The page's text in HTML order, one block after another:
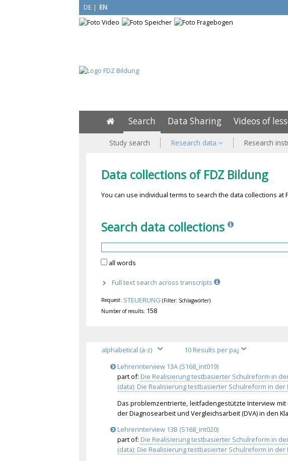
DE | EN
Search Data Sharing Videos of
Study search Research data Research
Data collections of FDZ Bildung
You can use individual terms to search the data collections
Search data collections
all words
Full text search across transcripts
Request: STEUERUNG (Filter: Schlagwörter)
Number of results: 158
Lehrerinterview 13A (S168_int019)
part of: Die Realisierung testbasierter Schulreform in
(data): Die Realisierung testbasierter Schulreform in
Das problemzentrierte, leitfadengestützte Interview
der Diagnosearbeit und Vergleichsarbeit (DVA) in den
Lehrerinterview 13B (S168_int020)
part of: Die Realisierung testbasierter Schulreform in
(data): Die Realisierung testbasierter Schulreform in